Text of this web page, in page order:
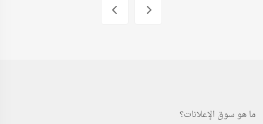
ما هو سوق الإعلانات؟